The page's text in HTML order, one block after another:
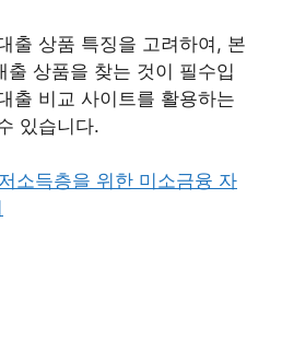
출 상품 특징을 고려하여, 본
출 상품을 찾는 것이 필수입
출 비교 사이트를 활용하는
있습니다.
소득층을 위한 미소금융 자